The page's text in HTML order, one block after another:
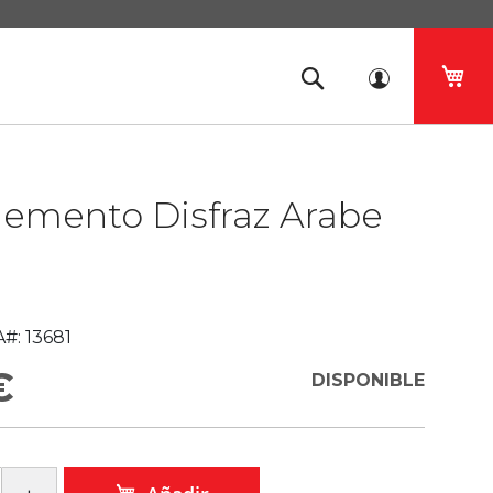
Disfraz Arabe
13681
DISPONIBLE